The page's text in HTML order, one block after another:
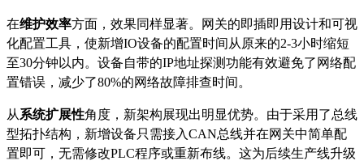
在维护效率方面，效果同样显著。网关的即插即用设计和可视
化配置工具，使新增IO设备的配置时间从原来的2-3小时缩短
至30分钟以内。设备自带的IP地址探测功能有效避免了网络配
置错误，减少了80%的网络故障排查时间。
从系统扩展性角度，新架构展现出明显优势。由于采用了总线
型拓扑结构，新增设备只需接入CAN总线并在网关中简单配
置即可，无需修改PLC程序或重新布线。这为后续生产线升级